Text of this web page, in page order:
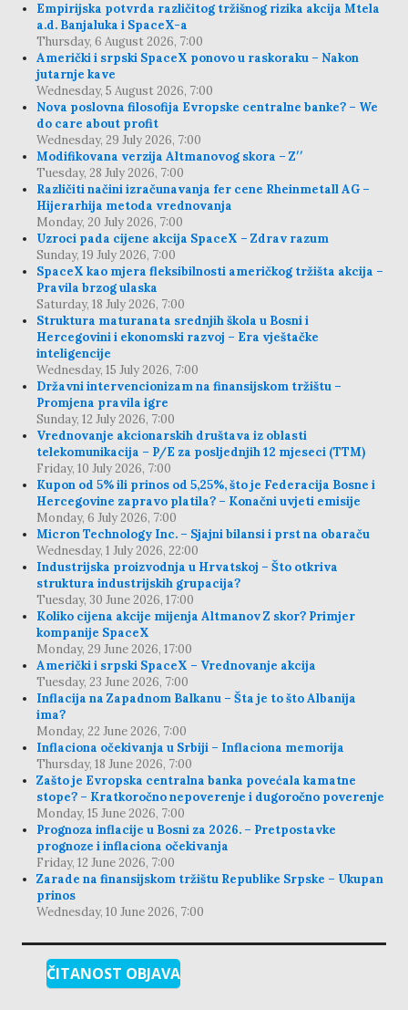
Empirijska potvrda različitog tržišnog rizika akcija Mtela
a.d. Banjaluka i SpaceX-a
Thursday, 6 August 2026, 7:00
Američki i srpski SpaceX ponovo u raskoraku – Nakon
jutarnje kave
Wednesday, 5 August 2026, 7:00
Nova poslovna filosofija Evropske centralne banke? – We
do care about profit
Wednesday, 29 July 2026, 7:00
Modifikovana verzija Altmanovog skora – Z′′
Tuesday, 28 July 2026, 7:00
Različiti načini izračunavanja fer cene Rheinmetall AG –
Hijerarhija metoda vrednovanja
Monday, 20 July 2026, 7:00
Uzroci pada cijene akcija SpaceX – Zdrav razum
Sunday, 19 July 2026, 7:00
SpaceX kao mjera fleksibilnosti američkog tržišta akcija –
Pravila brzog ulaska
Saturday, 18 July 2026, 7:00
Struktura maturanata srednjih škola u Bosni i
Hercegovini i ekonomski razvoj – Era vještačke
inteligencije
Wednesday, 15 July 2026, 7:00
Državni intervencionizam na finansijskom tržištu –
Promjena pravila igre
Sunday, 12 July 2026, 7:00
Vrednovanje akcionarskih društava iz oblasti
telekomunikacija – P/E za posljednjih 12 mjeseci (TTM)
Friday, 10 July 2026, 7:00
Kupon od 5% ili prinos od 5,25%, što je Federacija Bosne i
Hercegovine zapravo platila? – Konačni uvjeti emisije
Monday, 6 July 2026, 7:00
Micron Technology Inc. – Sjajni bilansi i prst na obaraču
Wednesday, 1 July 2026, 22:00
Industrijska proizvodnja u Hrvatskoj – Što otkriva
struktura industrijskih grupacija?
Tuesday, 30 June 2026, 17:00
Koliko cijena akcije mijenja Altmanov Z skor? Primjer
kompanije SpaceX
Monday, 29 June 2026, 17:00
Američki i srpski SpaceX – Vrednovanje akcija
Tuesday, 23 June 2026, 7:00
Inflacija na Zapadnom Balkanu – Šta je to što Albanija
ima?
Monday, 22 June 2026, 7:00
Inflaciona očekivanja u Srbiji – Inflaciona memorija
Thursday, 18 June 2026, 7:00
Zašto je Evropska centralna banka povećala kamatne
stope? – Kratkoročno nepoverenje i dugoročno poverenje
Monday, 15 June 2026, 7:00
Prognoza inflacije u Bosni za 2026. – Pretpostavke
prognoze i inflaciona očekivanja
Friday, 12 June 2026, 7:00
Zarade na finansijskom tržištu Republike Srpske – Ukupan
prinos
Wednesday, 10 June 2026, 7:00
ČITANOST OBJAVA